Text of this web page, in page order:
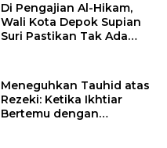
Di Pengajian Al-Hikam,
Wali Kota Depok Supian
Suri Pastikan Tak Ada
Meneguhkan Tauhid atas
Rezeki: Ketika Ikhtiar
Bertemu dengan